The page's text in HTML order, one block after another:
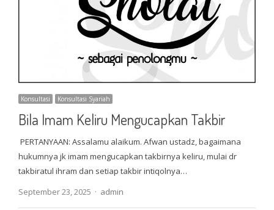
Konsultasi Konsultasi Syariah
Bila Imam Keliru Mengucapkan Takbir
PERTANYAAN: Assalamu alaikum. Afwan ustadz, bagaimana
hukumnya jk imam mengucapkan takbirnya keliru, mulai dr
takbiratul ihram dan setiap takbir intiqolnya…
September 23, 2025
Author
admin